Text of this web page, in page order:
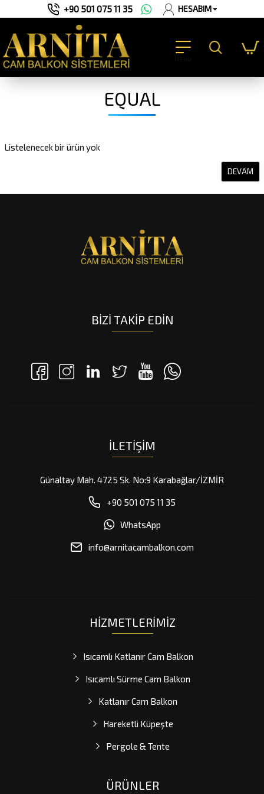
+90 501 075 11 35 HESABIM
EQUAL
Listelenecek bir ürün yok
DEVAM
BIZI TAKIP EDIN
İLETIŞIM
Günaltay Mah. 4725 Sk. No:9 Karabağlar/İZMİR
+90 501 075 11 35
WhatsApp
info@arnitacambalkon.com
HIZMETLERIMIZ
Isıcamlı Katlanır Cam Balkon
Isıcamlı Sürme Cam Balkon
Katlanır Cam Balkon
Hareketli Küpeşte
Pergole & Tente
ÜRÜNLER